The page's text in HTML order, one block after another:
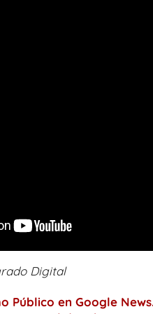
Digital
Público en Google